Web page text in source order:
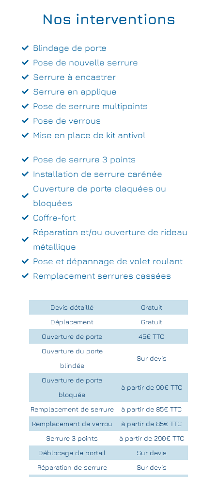
Nos interventions
Blindage de porte
Pose de nouvelle serrure
Serrure à encastrer
Serrure en applique
Pose de serrure multipoints
Pose de verrous
Mise en place de kit antivol
Pose de serrure 3 points
Installation de serrure carénée
Ouverture de porte claquées ou
bloquées
Coffre-fort
Réparation et/ou ouverture de rideau
métallique
Pose et dépannage de volet roulant
Remplacement serrures cassées
Devis détaillé
Gratuit
Déplacement
Gratuit
Ouverture de porte
45€ TTC
Ouverture du porte
blindée
Sur devis
Ouverture de porte
bloquée
à partir de 90€ TTC
Remplacement de serrure
à partir de 85€ TTC
Remplacement de verrou
à partir de 85€ TTC
Serrure 3 points
à partir de 290€ TTC
Déblocage de portail
Sur devis
Réparation de serrure
Sur devis